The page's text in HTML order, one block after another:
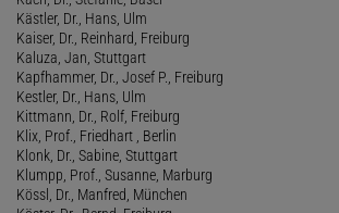
Kästler, Dr., Hans, Ulm
Kaiser, Dr., Reinhard, Freiburg
Kaluza, Jan, Stuttgart
Kapfhammer, Dr., Josef P., Freiburg
Kestler, Dr., Hans, Ulm
Kittmann, Dr., Rolf, Freiburg
Klix, Prof., Friedhart , Berlin
Klonk, Dr., Sabine, Stuttgart
Klumpp, Prof., Susanne, Marburg
Kössl, Dr., Manfred, München